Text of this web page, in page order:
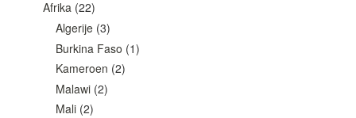
Afrika(22)
Algerije (3)
Burkina Faso (1)
Kameroen (2)
Malawi (2)
Mali (2)